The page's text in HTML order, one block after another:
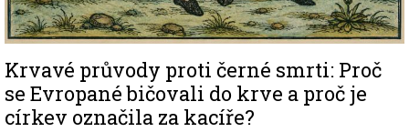
Krvavé průvody proti černé smrti: Proč
se Evropané bičovali do krve a proč je
církev označila za kacíře?